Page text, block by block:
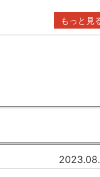
もっと見